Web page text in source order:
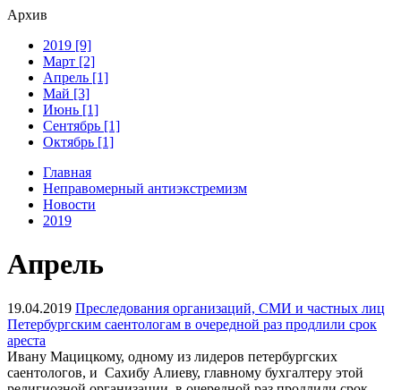
Архив
2019 [9]
Март [2]
Апрель [1]
Май [3]
Июнь [1]
Сентябрь [1]
Октябрь [1]
Главная
Неправомерный антиэкстремизм
Новости
2019
Апрель
19.04.2019 Преследования организаций, СМИ и частных лиц
Петербургским саентологам в очередной раз продлили срок
ареста
Ивану Мацицкому, одному из лидеров петербургских
саентологов, и Сахибу Алиеву, главному бухгалтеру этой